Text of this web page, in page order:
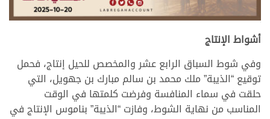
أشواط الإنتاج
وفي شوط السباق الرابع عشر والمخصص للحيل إنتاج، فحمل
توقيع “الذيبة” ملك محمد بن سالم مبارك بن جهويل، التي
حلقت في سماء المنافسة وفرضت كلمتها في الوقت
المناسب من نهاية الشوط، وفازت “الذيبة” بناموس الإنتاج في